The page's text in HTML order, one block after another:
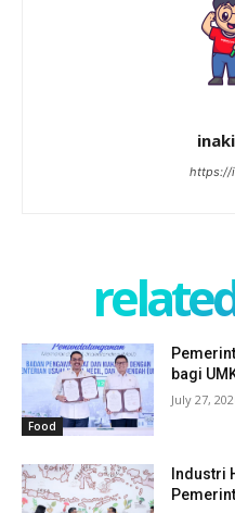
https://
Food
bagi
July 27,
Industri